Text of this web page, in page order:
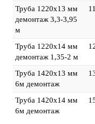
Труба 1220х13 мм
демонтаж 3,3-3,95
м
Труба 1220х14 мм
демонтаж 1,35-2 м
Труба 1420х13 мм
6м демонтаж
Труба 1420х14 мм
6м демонтаж